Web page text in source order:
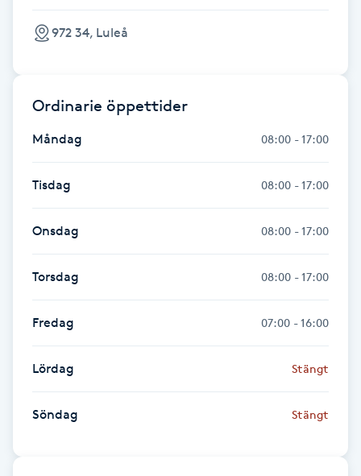
Fransk manikyr
Frekvensterapi
Friskvårdsmassage
Funktionsanalys
Färgning
Föning
972 34, Luleå
Ordinarie öppettider
Måndag 08:00 - 17:00
Tisdag 08:00 - 17:00
Onsdag 08:00 - 17:00
Torsdag 08:00 - 17:00
Fredag 07:00 - 16:00
Lördag Stängt
Söndag Stängt